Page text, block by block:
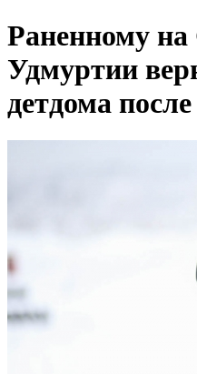
Раненному
Удмуртии
детдома